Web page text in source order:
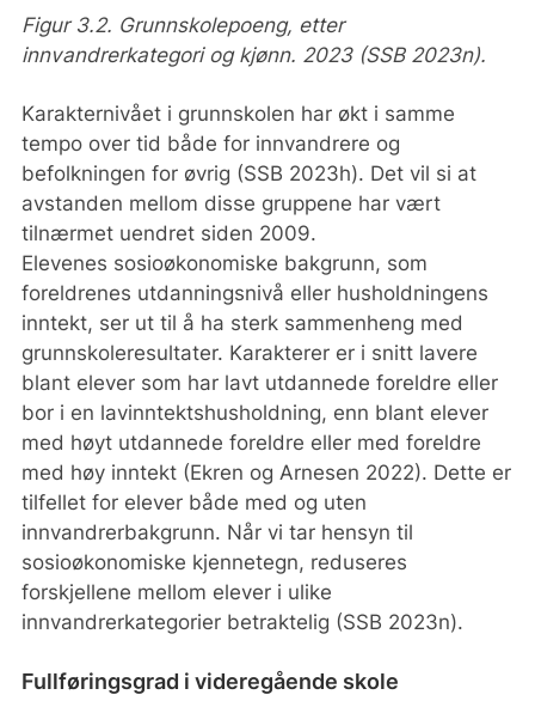
Figur 3.2. Grunnskolepoeng, etter
innvandrerkategori og kjønn. 2023 (SSB 2023n).
Karakternivået i grunnskolen har økt i samme
tempo over tid både for innvandrere og
befolkningen for øvrig (SSB 2023h). Det vil si at
avstanden mellom disse gruppene har vært
tilnærmet uendret siden 2009.
Elevenes sosioøkonomiske bakgrunn, som
foreldrenes utdanningsnivå eller husholdningens
inntekt, ser ut til å ha sterk sammenheng med
grunnskoleresultater. Karakterer er i snitt lavere
blant elever som har lavt utdannede foreldre eller
bor i en lavinntektshusholdning, enn blant elever
med høyt utdannede foreldre eller med foreldre
med høy inntekt (Ekren og Arnesen 2022). Dette er
tilfellet for elever både med og uten
innvandrerbakgrunn. Når vi tar hensyn til
sosioøkonomiske kjennetegn, reduseres
forskjellene mellom elever i ulike
innvandrerkategorier betraktelig (SSB 2023n).
Fullføringsgrad i videregående skole